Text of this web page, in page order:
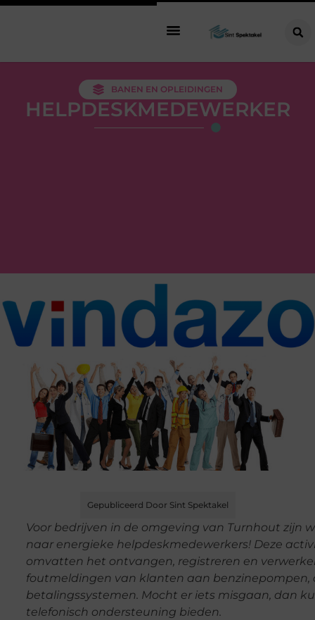
BANEN EN OPLEIDINGEN
HELPDESKMEDEWERKER
Gepubliceerd Door Sint Spektakel
Voor bedrijven in de omgeving van Turnhout zijn
naar energieke helpdeskmedewerkers! Deze
omvatten het ontvangen, registreren en
foutmeldingen van klanten aan benzinepompen,
betalingssystemen. Mocht er iets misgaan, dan
telefonisch ondersteuning bieden.